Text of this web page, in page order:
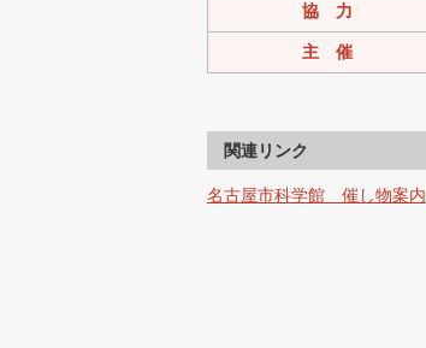
協 力
主 催
関連リンク
名古屋市科学館 催し物案内